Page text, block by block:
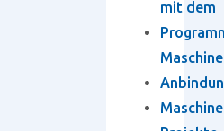
mit dem